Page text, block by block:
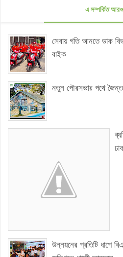
এ সম্পর্কিত
সেবায় গতি আনতে ডাক
বাইক
নতুন পৌরসভার পথে
উন্নয়নের প্রতিটি ধাপে